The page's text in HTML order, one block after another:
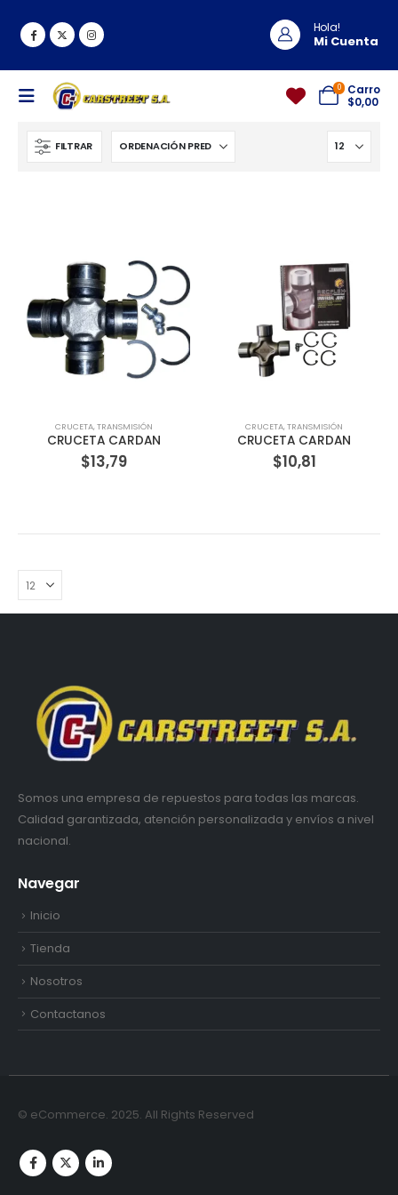
Hola!
Mi Cuenta
0
Carro
$0,00
FILTRAR
CRUCETA,TRANSMISIÓN
CRUCETA CARDAN
$13,79
CRUCETA,TRANSMISIÓN
CRUCETA CARDAN
$10,81
Somos una empresa de repuestos para todas las marcas.
Calidad garantizada, atención personalizada y envíos a nivel
nacional.
Navegar
Inicio
Tienda
Nosotros
Contactanos
© eCommerce. 2025. All Rights Reserved